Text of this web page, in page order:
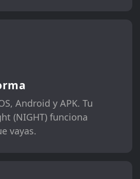
Android y APK. Tu
(NIGHT) funciona
vayas.